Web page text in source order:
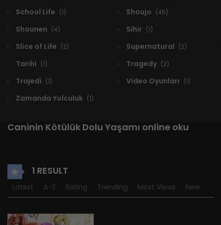
School Life (1) Shoujo (45)
Shounen (4) Sihir (1)
Slice of Life (2) Supernatural (2)
Tarihi (1) Tragedy (2)
Trajedi (1) Video Oyunları (1)
Zamanda Yolculuk (1)
Caninin Kötülük Dolu Yaşamı online oku
1 RESULT
Latest A-Z Rating Trending Most Views New